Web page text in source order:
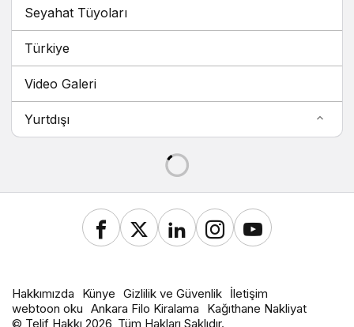
Seyahat Tüyoları
Türkiye
Video Galeri
Yurtdışı
Hakkımızda Künye Gizlilik ve Güvenlik İletişim
webtoon oku Ankara Filo Kiralama
Kağıthane Nakliyat
© Telif Hakkı 2026, Tüm Hakları Saklıdır.